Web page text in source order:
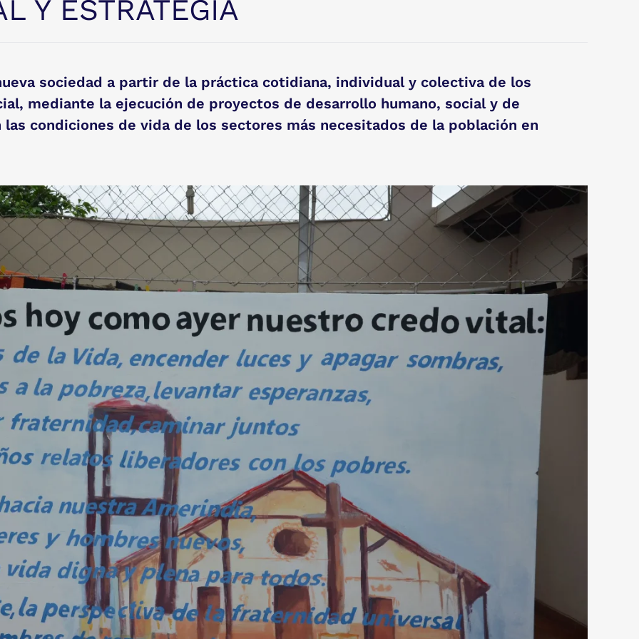
Y ESTRATEGIA
sociedad a partir de la práctica cotidiana, individual y colectiva de los
mediante la ejecución de proyectos de desarrollo humano, social y de
condiciones de vida de los sectores más necesitados de la población en